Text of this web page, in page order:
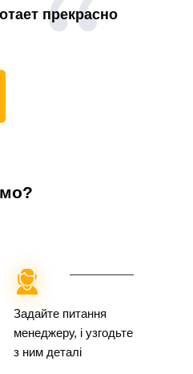
прекрасно
Задайте питання
менеджеру, і узгодьте
з ним деталі